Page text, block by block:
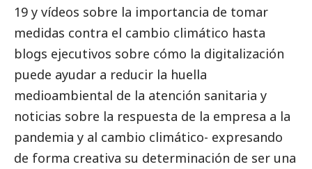
19 y vídeos sobre la importancia de tomar
medidas contra el cambio climático hasta
blogs ejecutivos sobre cómo la digitalización
puede ayudar a reducir la huella
medioambiental de la atención sanitaria y
noticias sobre la respuesta de la empresa a la
pandemia y al cambio climático- expresando
de forma creativa su determinación de ser una